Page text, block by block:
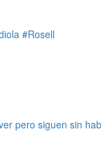
#Rosell
pero siguen sin